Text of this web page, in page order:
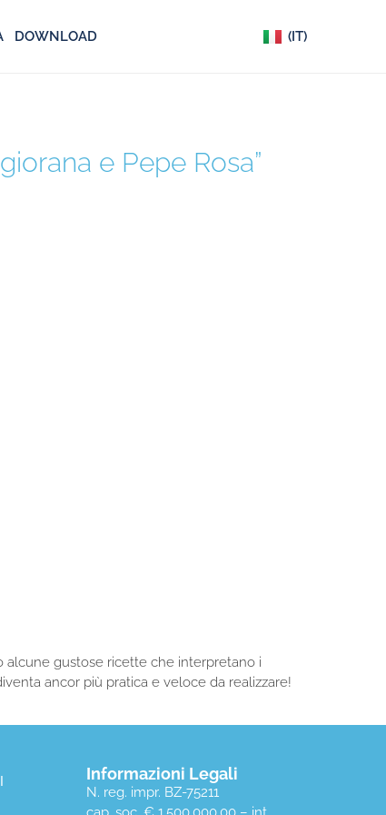
DOWNLOAD (IT)
(DE)
e Pepe Rosa”
alcune gustose ricette che interpretano i
ancor più pratica e veloce da realizzare!
Informazioni Legali
N. reg. impr. BZ-75211